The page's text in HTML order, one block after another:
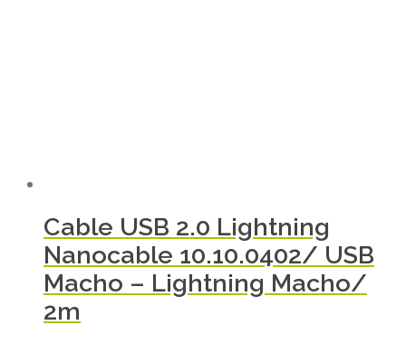
Cable USB 2.0 Lightning
Nanocable 10.10.0402/ USB
Macho – Lightning Macho/
2m